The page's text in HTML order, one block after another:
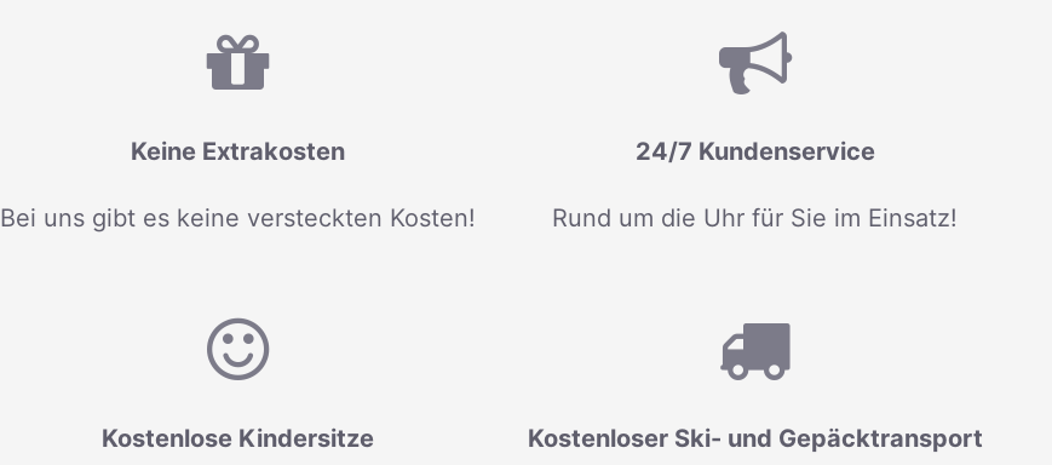
Keine Extrakosten
Bei uns gibt es keine versteckten Kosten!
24/7 Kundenservice
Rund um die Uhr für Sie im Einsatz!
Kostenlose Kindersitze Kostenloser Ski- und Gepäcktransport